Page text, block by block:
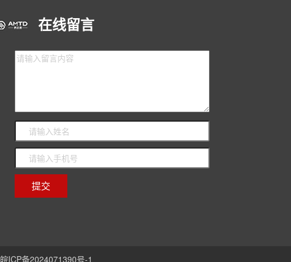
在线留言
皖ICP备2024071390号-1